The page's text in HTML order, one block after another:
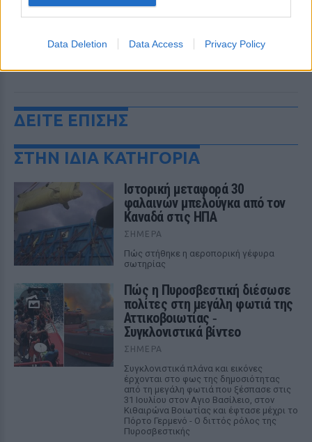
Data Deletion Data Access Privacy Policy
ΔΕΙΤΕ ΕΠΙΣΗΣ
ΣΤΗΝ ΙΔΙΑ ΚΑΤΗΓΟΡΙΑ
Ιστορική μεταφορά 30
φαλαινών μπελούγκα από τον
Καναδά στις ΗΠΑ
ΣΉΜΕΡΑ
Πώς στήθηκε η αεροπορική γέφυρα
σωτηρίας
Πώς η Πυροσβεστική διέσωσε
πολίτες στη μεγάλη φωτιά της
Αττικοβοιωτίας ‑
Συγκλονιστικά βίντεο
ΣΉΜΕΡΑ
Συγκλονιστικά πλάνα και εικόνες
έρχονται στο φως της δημοσιότητας
από τη μεγάλη φωτιά που ξέσπασε στις
31 Ιουλίου στον Αγιο Βασίλειο, στον
Κιθαιρώνα Βοιωτίας και έφτασε μέχρι το
Πόρτο Γερμενό - Ο διττός ρόλος της
Πυροσβεστικής